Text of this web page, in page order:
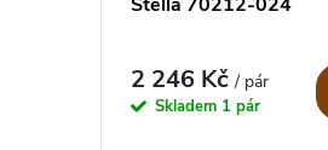
2 246 Kč/ pár
Skladem 1 pár